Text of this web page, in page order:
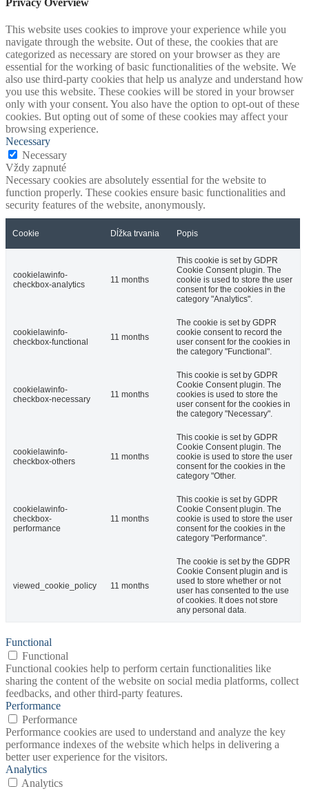
Privacy Overview
This website uses cookies to improve your experience while you
navigate through the website. Out of these, the cookies that are
categorized as necessary are stored on your browser as they are
essential for the working of basic functionalities of the website. We
also use third-party cookies that help us analyze and understand how
you use this website. These cookies will be stored in your browser
only with your consent. You also have the option to opt-out of these
cookies. But opting out of some of these cookies may affect your
browsing experience.
Necessary
Necessary
Vždy zapnuté
Necessary cookies are absolutely essential for the website to
function properly. These cookies ensure basic functionalities and
security features of the website, anonymously.
Cookie Dĺžka trvania Popis
cookielawinfo-
checkbox-analytics
11 months
This cookie is set by GDPR
Cookie Consent plugin. The
cookie is used to store the user
consent for the cookies in the
category "Analytics".
cookielawinfo-
checkbox-functional
11 months
The cookie is set by GDPR
cookie consent to record the
user consent for the cookies in
the category "Functional".
cookielawinfo-
checkbox-necessary
11 months
This cookie is set by GDPR
Cookie Consent plugin. The
cookies is used to store the
user consent for the cookies in
the category "Necessary".
cookielawinfo-
checkbox-others
11 months
This cookie is set by GDPR
Cookie Consent plugin. The
cookie is used to store the user
consent for the cookies in the
category "Other.
cookielawinfo-
checkbox-
performance
11 months
This cookie is set by GDPR
Cookie Consent plugin. The
cookie is used to store the user
consent for the cookies in the
category "Performance".
viewed_cookie_policy 11 months
The cookie is set by the GDPR
Cookie Consent plugin and is
used to store whether or not
user has consented to the use
of cookies. It does not store
any personal data.
Functional
Functional
Functional cookies help to perform certain functionalities like
sharing the content of the website on social media platforms, collect
feedbacks, and other third-party features.
Performance
Performance
Performance cookies are used to understand and analyze the key
performance indexes of the website which helps in delivering a
better user experience for the visitors.
Analytics
Analytics